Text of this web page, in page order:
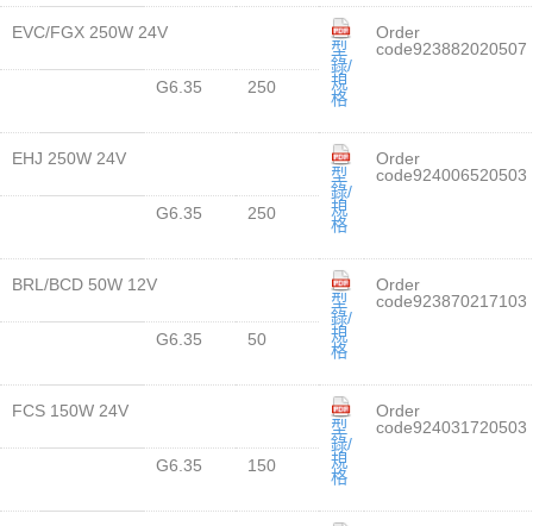
EVC/FGX 250W 24V
型
錄/
規
格
Order
code923882020507
G6.35
250
EHJ 250W 24V
型
錄/
規
格
Order
code924006520503
G6.35
250
BRL/BCD 50W 12V
型
錄/
規
格
Order
code923870217103
G6.35
50
FCS 150W 24V
型
錄/
規
格
Order
code924031720503
G6.35
150